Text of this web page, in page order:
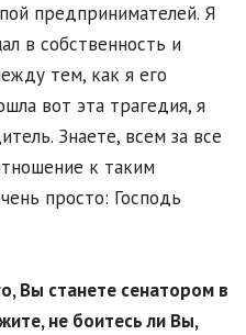
предпринимателей. Я
в собственность и
тем, как я его
вот эта трагедия, я
Знаете, всем за все
к таким
просто: Господь
Вы станете сенатором в
не боитесь ли Вы,